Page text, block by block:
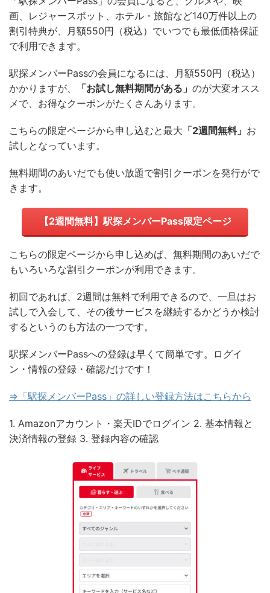
画、レジャースポット、ホテル・旅館など140万件以上の
割引特典が、月額550円 （税込）でいつでも最低価格保証
で利用できます。
駅探メンバーPassの会員になるには、 月額550円（税込）
かかりますが、
「お試し無料期間がある」 のが大変オスス
メで、お得なクーポンがたくさんあります。
こちらの限定ページから申し込むと最大 「2週間無料」 お
試しとなっています。
無料期間のあいだでも使い放題で割引クーポンを発行がで
きます。
【2週間無料】駅探メンバーPass限定ページ
こちらの限定ページから申し込めば、無料期間のあいだで
もいろいろな割引クーポンが利用できます。
初回であれば、2週間は無料で利用できるので、一旦はお
試しで入会して、その後サービスを継続するかどうか検討
するというのも方法の一つです。
駅探メンバーPassへの登録は早くて簡単です。ログイ
ン・情報の登録・確認だけです！
⇒「駅探メンバーPass」の詳しい登録方法はこちらから
1. Amazonアカウント・楽天IDでログイン 2. 基本情報と
決済情報の登録 3. 登録内容の確認